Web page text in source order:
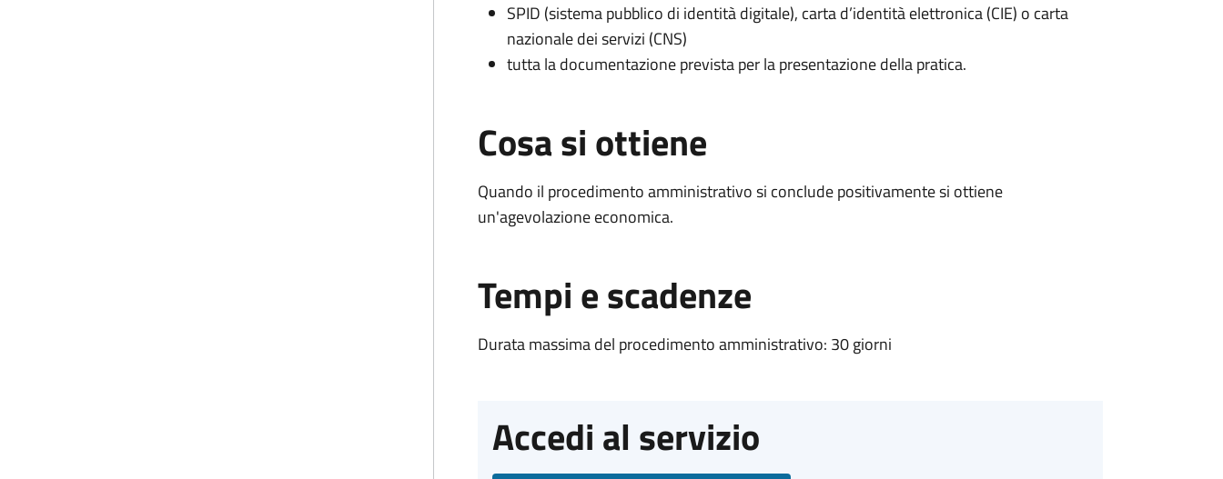
SPID (sistema pubblico di identità digitale), carta d’identità elettronica (CIE) o carta
nazionale dei servizi (CNS)
tutta la documentazione prevista per la presentazione della pratica.
Cosa si ottiene
Quando il procedimento amministrativo si conclude positivamente si ottiene
un'agevolazione economica.
Tempi e scadenze
Durata massima del procedimento amministrativo: 30 giorni
Accedi al servizio